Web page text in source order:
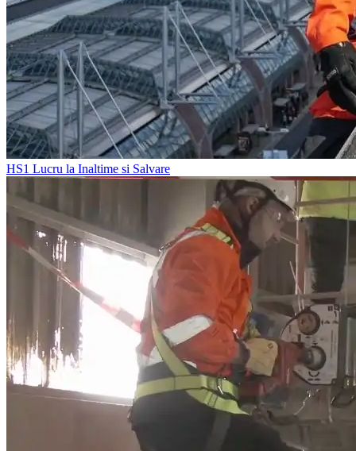
HS1 Lucru la Inaltime si Salvare